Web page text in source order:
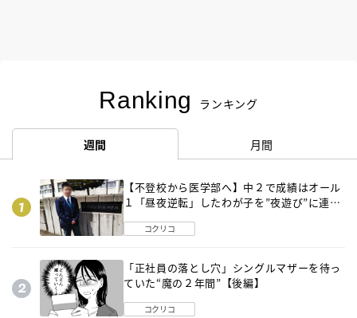
Ranking ランキング
週間 月間
【不登校から医学部へ】中２で成績はオール
１「昼夜逆転」したわが子を”夜遊び”に連れ
コクリコ
「正社員の落とし穴」シングルマザーを待っ
ていた“魔の２年間”【後編】
コクリコ